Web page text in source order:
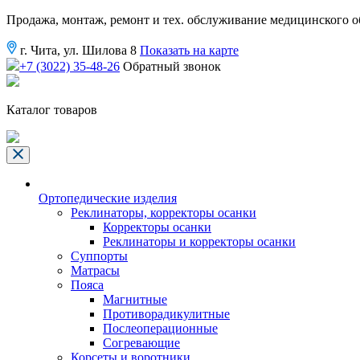
Продажа, монтаж, ремонт и тех. обслуживание медицинского
г. Чита, ул. Шилова 8 Показать на карте
+7 (3022) 35-48-26 Обратный звонок
Каталог товаров
Ортопедические изделия
Реклинаторы, корректоры осанки
Корректоры осанки
Реклинаторы и корректоры осанки
Суппорты
Матрасы
Пояса
Магнитные
Противорадикулитные
Послеоперационные
Согревающие
Корсеты и воротники